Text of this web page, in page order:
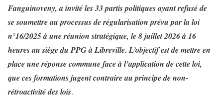
Fanguinoveny, a invité les 33 partis politiques ayant refusé de
se soumettre au processus de régularisation prévu par la loi
n°16/2025 à une réunion stratégique, le 8 juillet 2026 à 16
heures au siège du PPG à Libreville. L’objectif est de mettre en
place une réponse commune face à l’application de cette loi,
que ces formations jugent contraire au principe de non-
rétroactivité des lois.